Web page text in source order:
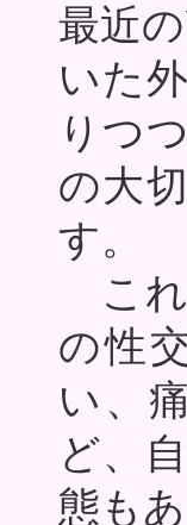
最近
いた
りつ
の大
す。
これ
の性
い、
ど、
態も